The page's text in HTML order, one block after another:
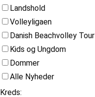
Landshold
Volleyligaen
Danish Beachvolley Tour
Kids og Ungdom
Dommer
Alle Nyheder
Kreds: